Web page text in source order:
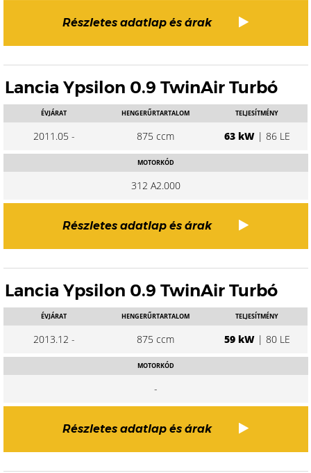
Részletes adatlap és árak
Lancia Ypsilon 0.9 TwinAir Turbó
ÉVJÁRAT
2011.05 -
HENGERŰRTARTALOM
875 ccm
TELJESÍTMÉNY
63 kW| 86 LE
MOTORKÓD
312 A2.000
Részletes adatlap és árak
Lancia Ypsilon 0.9 TwinAir Turbó
ÉVJÁRAT
2013.12 -
HENGERŰRTARTALOM
875 ccm
TELJESÍTMÉNY
59 kW| 80 LE
MOTORKÓD
-
Részletes adatlap és árak